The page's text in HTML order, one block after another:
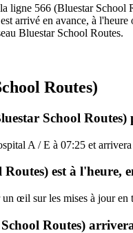
ligne 566 (Bluestar School
arrivé en avance, à
Bluestar School Routes.
Routes)
School
A / E à 07:25 et
est à l'heure,
œil sur les mises à jour
Routes)